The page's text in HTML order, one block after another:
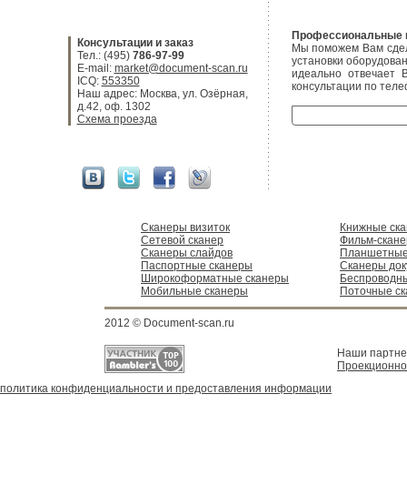
Консультации и заказ
Тел.: (495) 786-97-99
E-mail: market@document-scan.ru
ICQ: 553350
Наш адрес: Москва, ул. Озёрная,
д.42, оф. 1302
Схема проезда
Профессиональные
Мы поможем Вам
установки
идеально отвечает
консультации по
Сканеры визиток
Сетевой сканер
Сканеры слайдов
Паспортные сканеры
Широкоформатные сканеры
Мобильные сканеры
Книжные
Фильм-
Сканеры
Поточные
2012 © Document-scan.ru
Наши
политика конфиденциальности и предоставления информации